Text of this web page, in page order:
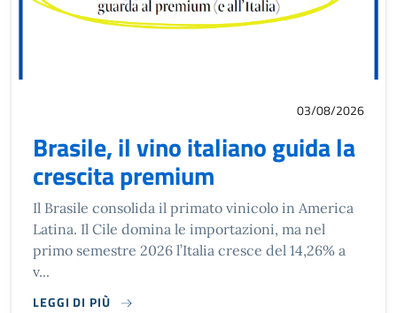
03/08/2026
Brasile, il vino italiano guida la
crescita premium
Il Brasile consolida il primato vinicolo in America
Latina. Il Cile domina le importazioni, ma nel
primo semestre 2026 l’Italia cresce del 14,26% a
v...
LEGGI DI PIÙ